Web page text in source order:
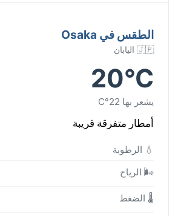
الطقس في Osaka
🇯🇵 اليابان
20°C
يشعر بها 22°C
أمطار متفرقة قريبة
💧 الرطوبة
🌬️ الرياح
🌡️ الضغط